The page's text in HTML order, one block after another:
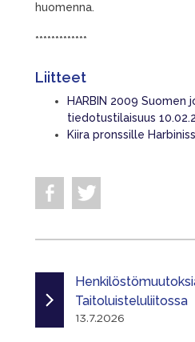
huomenna.
*************
Liitteet
HARBIN 2009 Suomen
tiedotustilaisuus
Kiira pronssille
Taitoluisteluliitossa
13.7.2026